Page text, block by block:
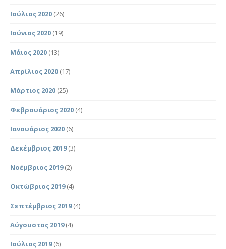
Ιούλιος 2020 (26)
Ιούνιος 2020 (19)
Μάιος 2020 (13)
Απρίλιος 2020 (17)
Μάρτιος 2020 (25)
Φεβρουάριος 2020 (4)
Ιανουάριος 2020 (6)
Δεκέμβριος 2019(3)
Νοέμβριος 2019(2)
Οκτώβριος 2019(4)
Σεπτέμβριος 2019(4)
Αύγουστος 2019(4)
Ιούλιος 2019(6)